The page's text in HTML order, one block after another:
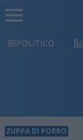
POLITICO
ZUPPA DI PORRO